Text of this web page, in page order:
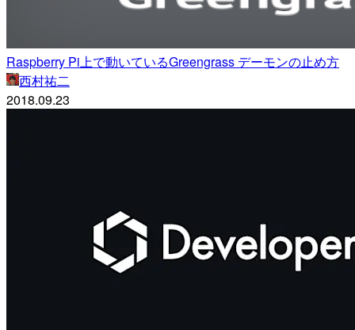
Raspberry Pi上で動いているGreengrass デーモンの止め方
西村祐二
2018.09.23